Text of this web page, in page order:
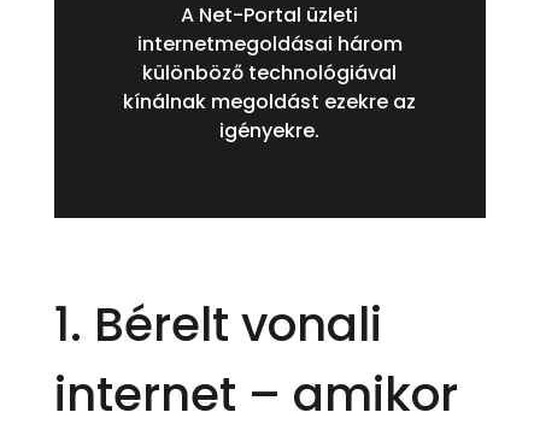
A Net-Portal üzleti
internetmegoldásai három
különböző technológiával
kínálnak megoldást ezekre az
igényekre.
1. Bérelt vonali
internet – amikor